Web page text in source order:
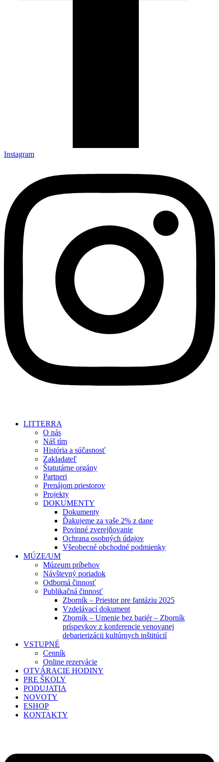
Instagram
LITTERRA
O nás
Náš tím
História a súčasnosť
Zakladateľ
Štatutárne orgány
Partneri
Prenájom priestorov
Projekty
DOKUMENTY
Dokumenty
Ďakujeme za vaše 2% z dane
Povinné zverejňovanie
Ochrana osobných údajov
Všeobecné obchodné podmienky
MÚZE/UM
Múzeum príbehov
Návštevný poriadok
Odborná činnosť
Publikačná činnosť
Zborník – Priestor pre fantáziu 2025
Vzdelávací dokument
Zborník – Umenie bez bariér – Zborník
príspevkov z konferencie venovanej
debarierizácii kultúrnych inštitúcií
VSTUPNÉ
Cenník
Online rezervácie
OTVÁRACIE HODINY
PRE ŠKOLY
PODUJATIA
NOVOTY
ESHOP
KONTAKTY